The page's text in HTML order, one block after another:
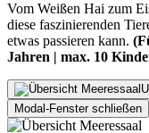
Vom Weißen Hai zum
diese faszinierenden
etwas passieren kann.
Jahren | max. 10
Modal-Fenster schließen